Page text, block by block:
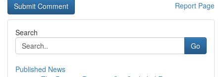
Report Page
Search
Go
Published News